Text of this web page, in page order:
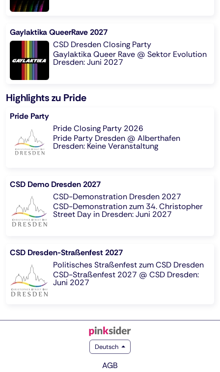
Gaylaktika QueerRave 2027
CSD Dresden Closing Party
Gaylaktika Queer Rave @ Sektor Evolution
Dresden: Juni 2027
Highlights zu Pride
Pride Party
Pride Closing Party 2026
Pride Party Dresden @ Alberthafen
Dresden: Keine Veranstaltung
CSD Demo Dresden 2027
CSD-Demonstration Dresden 2027
CSD-Demonstration zum 34. Christopher
Street Day in Dresden: Juni 2027
CSD Dresden-Straßenfest 2027
Politisches Straßenfest zum CSD Dresden
CSD-Straßenfest 2027 @ CSD Dresden:
Juni 2027
Deutsch
AGB